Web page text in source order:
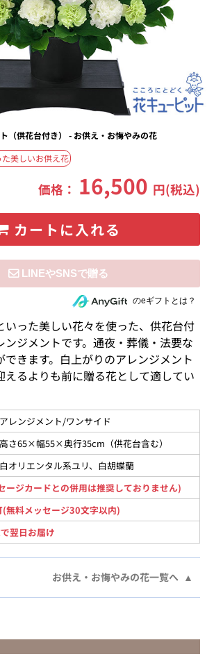
（供花台付き） - お供え・お悔やみの花
美しいお供え花
価格： 16,500 円(税込)
カートに入れる
知らない相手にeギフトで贈るのeギフトとは？
いった美しい花々を使った、供花台付
ンジメントです。通夜・葬儀・法要な
できます。白上がりのアレンジメント
えるよりも前に贈る花として適してい
アレンジメント/ワンサイド
高さ65×幅55×奥行35cm（供花台含む）
白オリエンタル系ユリ、白胡蝶蘭
ージカードとの併用は推奨しておりません)
無料メッセージ30文字以内)
翌日お届け
お供え・お悔やみの花一覧へ